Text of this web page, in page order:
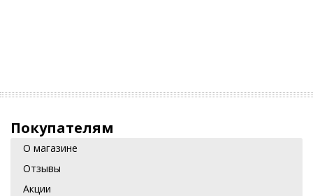
Покупателям
О магазине
Отзывы
Акции